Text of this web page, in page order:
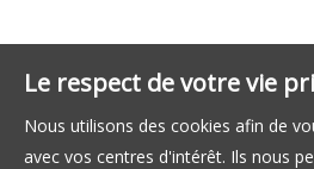
Le respect de votre vie
Nous utilisons des cookies afin de
avec vos centres d'intérêt. Ils nous